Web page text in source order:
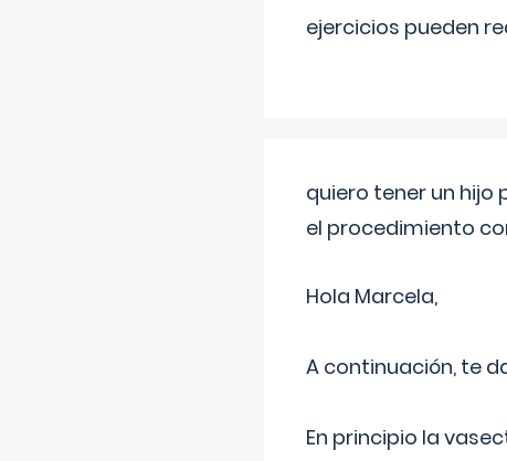
ejercicios pueden
quiero tener un hijo
el procedimiento
Hola Marcela,
A continuación, te
En principio la